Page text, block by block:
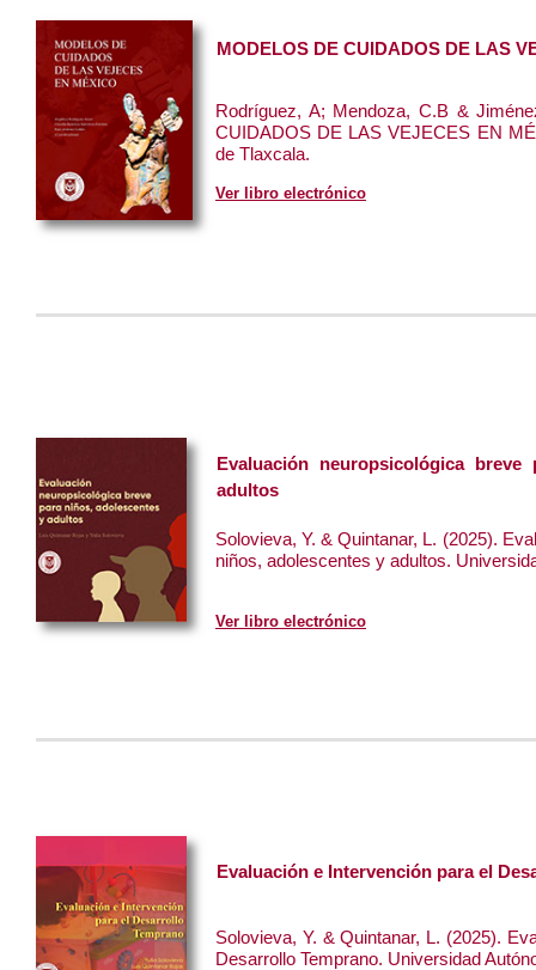
MODELOS DE CUIDADOS DE LAS
Rodríguez, A; Mendoza, C.B &
CUIDADOS DE LAS VEJECES EN
de Tlaxcala.
Ver libro electrónico
Evaluación neuropsicológica
adultos
Solovieva, Y. & Quintanar, L. (2025).
niños, adolescentes y adultos.
Ver libro electrónico
Evaluación e Intervención para el
Solovieva, Y. & Quintanar, L. (2025).
Desarrollo Temprano. Universidad